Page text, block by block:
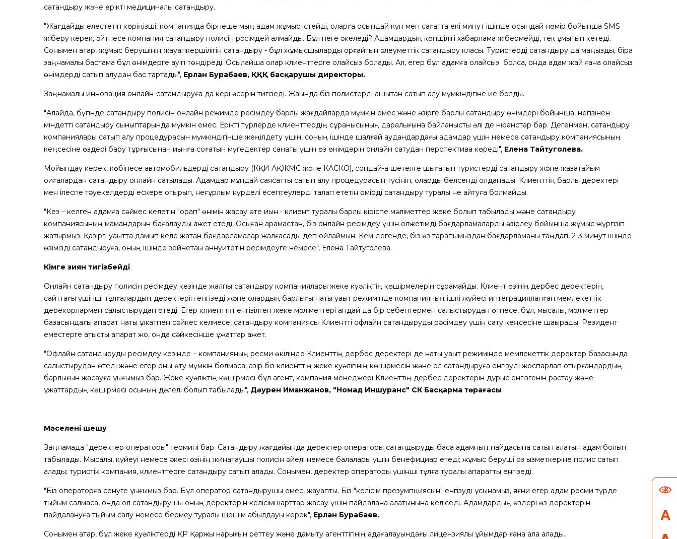
сақтандыру және ерікті медициналық сақтандыру.
"Жағдайды елестетіп көріңізші, компанияда бірнеше мың адам жұмыс істейді, оларға осындай күн мен сағатта екі минут ішінде осындай нөмір бойынша SMS
жіберу керек, әйтпесе компания сақтандыру полисін рәсімдей алмайды. Бұл неге әкеледі? Адамдардың көпшілігі хабарлама жібермейді, тек ұмытып кетеді.
Сонымен қатар, жұмыс берушінің жауапкершілігін сақтандыру - бұл жұмысшыларды қорғайтын әлеуметтік сақтандыру класы. Туристерді сақтандыру да маңызды, бірақ
заңнамалық бастама бұл өнімдерге қауіп төндіреді. Осылайша олар клиенттерге қолайсыз болады. Ал, егер бұл адамға қолайсыз болса, онда адам жай ғана қолайсыз
өнімдерді сатып алудан бас тартады", Ерлан Бурабаев, ҚҚҚ басқарушы директоры.
Заңнамалық инновация онлайн-сақтандыруға да кері әсерін тигізеді. Жақында біз полистерді қашықтан сатып алу мүмкіндігіне ие болдық.
"Алайда, бүгінде сақтандыру полисін онлайн режимде ресімдеу барлық жағдайларда мүмкін емес және әзірге барлық сақтандыру өнімдері бойынша, негізінен
міндетті сақтандыру сыныптарында мүмкін емес. Ерікті түрлерде клиенттердің сұранысының даралығына байланысты әлі де нюанстар бар. Дегенмен, сақтандыру
компаниялары сатып алу процедурасын мүмкіндігінше жеңілдету үшін, соның ішінде шалғай аудандардағы адамдар үшін немесе сақтандыру компаниясының
кеңсесіне өздері бару тұрғысынан қиынға соғатын мүгедектер санаты үшін өз өнімдерін онлайн сатудан перспектива көреді", Елена Тайтуголева.
Мойындау керек, көбінесе автомобильдерді сақтандыру (КҚИ АҚЖМС және КАСКО), сондай-ақ шетелге шығатын туристерді сақтандыру және жазатайым
оқиғалардан сақтандыру онлайн сатылады. Адамдар мұндай саясатты сатып алу процедурасын түсініп, оларды белсенді қолданады. Клиенттің барлық деректері
мен ілеспе тәуекелдерді ескере отырып, неғұрлым күрделі есептеулерді талап ететін өмірді сақтандыру туралы не айтуға болмайды.
"Кез – келген адамға сәйкес келетін "қорап" өнімін жасау өте қиын - клиент туралы барлық кіріспе мәліметтер жеке болып табылады және сақтандыру
компаниясының мамандарын бағалауды қажет етеді. Осыған қарамастан, біз онлайн-ресімдеу үшін қолжетімді бағдарламаларды әзірлеу бойынша жұмыс жүргізіп
жатырмыз. Қазіргі уақытта дамып келе жатқан бағдарламалар жалғасады деп ойлаймын. Кем дегенде, біз өз тарапымыздан бағдарламаны таңдап, 2-3 минут ішінде
өзімізді сақтандыруға, оның ішінде зейнетақы аннуитетін ресімдеуге немесе", Елена Тайтуголева.
Кімге зиян тигізбейді
Онлайн сақтандыру полисін ресімдеу кезінде жалпы сақтандыру компаниялары жеке куәліктің көшірмелерін сұрамайды. Клиент өзінің дербес деректерін,
сайттағы үшінші тұлғалардың деректерін енгізеді және олардың барлығы нақты уақыт режимінде компанияның ішкі жүйесі интеграцияланған мемлекеттік
дерекқорлармен салыстырудан өтеді. Егер клиенттің енгізілген жеке мәліметтері қандай да бір себептермен салыстырудан өтпесе, бұл, мысалы, мәліметтер
базасындағы ақпарат нақты құжатпен сәйкес келмесе, сақтандыру компаниясы Клиентті офлайн сақтандыруды рәсімдеу үшін сату кеңсесіне шақырады. Резидент
еместерге қатысты ақпарат жоқ, онда сәйкесінше құжаттар қажет.
"Офлайн сақтандыруды ресімдеу кезінде – компанияның ресми өкілінде Клиенттің дербес деректері де нақты уақыт режимінде мемлекеттік деректер базасында
салыстырудан өтеді және егер оны өту мүмкін болмаса, қазір біз клиенттің жеке куәлігінің көшірмесін және ол сақтандыруға енгізуді жоспарлап отырғандардың
барлығын жасауға құқығымыз бар. Жеке куәліктің көшірмесі-бұл агент, компания менеджері Клиенттің дербес деректерін дұрыс енгізгенін растау және
құжаттардың көшірмесі осының дәлелі болып табылады", Дәурен Иманжанов, "Номад Иншуранс" СК Басқарма төрағасы
Мәселені шешу
Заңнамада "деректер операторы" термині бар. Сақтандыру жағдайында деректер операторы сақтандыруды басқа адамның пайдасына сатып алатын адам болып
табылады. Мысалы, күйеуі немесе әкесі өзінің жинақтаушы полисін әйелі немесе балалары үшін бенефициар етеді; жұмыс беруші өз қызметкеріне полис сатып
алады; туристік компания, клиенттерге сақтандыру сатып алады. Сонымен, деректер операторы үшінші тұлға туралы ақпаратты енгізеді.
"Біз операторға сенуге құқығымыз бар. Бұл оператор сақтандырушы емес, жауапты. Біз "келісім презумпциясын" енгізуді ұсынамыз, яғни егер адам ресми түрде
тыйым салмаса, онда ол сақтандырушы оның деректерін келісімшарттар жасау үшін пайдалана алатынына келіседі. Адамдардың өздері өз деректерін
пайдалануға тыйым салу немесе бермеу туралы шешім қабылдауы керек", Ерлан Бурабаев.
Сонымен қатар, бұл жеке куәліктерді ҚР Қаржы нарығын реттеу және дамыту агенттігінің қадағалауындағы лицензиялық ұйымдар ғана ала алады.